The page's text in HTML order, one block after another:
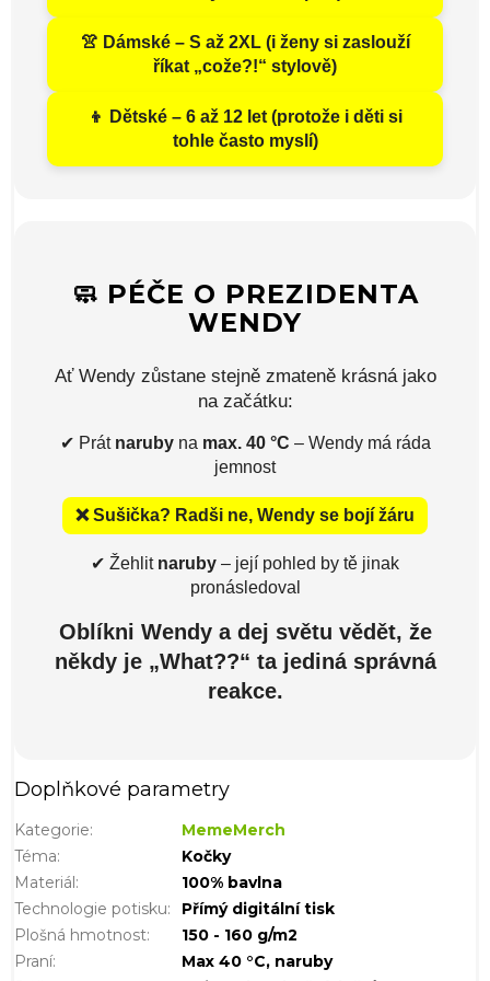
👚 Dámské – S až 2XL (i ženy si zaslouží
říkat „cože?!“ stylově)
👦 Dětské – 6 až 12 let (protože i děti si
tohle často myslí)
🧼 PÉČE O PREZIDENTA
WENDY
Ať Wendy zůstane stejně zmateně krásná jako
na začátku:
✔ Prát narubyna max. 40 °C – Wendy má ráda
jemnost
❌ Sušička? Radši ne, Wendy se bojí žáru
✔ Žehlit naruby – její pohled by tě jinak
pronásledoval
Oblíkni Wendy a dej světu vědět, že
někdy je „What??“ ta jediná správná
reakce.
Doplňkové parametry
Kategorie:
MemeMerch
Téma:
Kočky
Materiál:
100% bavlna
Technologie potisku:
Přímý digitální tisk
Plošná hmotnost:
150 - 160 g/m2
Praní:
Max 40 °C, naruby